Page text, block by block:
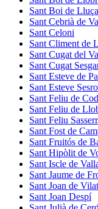
Sant Boi de
Sant Cebrià de
Sant Celoni
Sant Climent de
Sant Cugat del
Sant Cugat
Sant Esteve de
Sant Esteve
Sant Feliu de
Sant Feliu de
Sant Feliu
Sant Fost de
Sant Fruitós de
Sant Hipòlit de
Sant Iscle de
Sant Jaume de
Sant Joan de
Sant Joan Despí